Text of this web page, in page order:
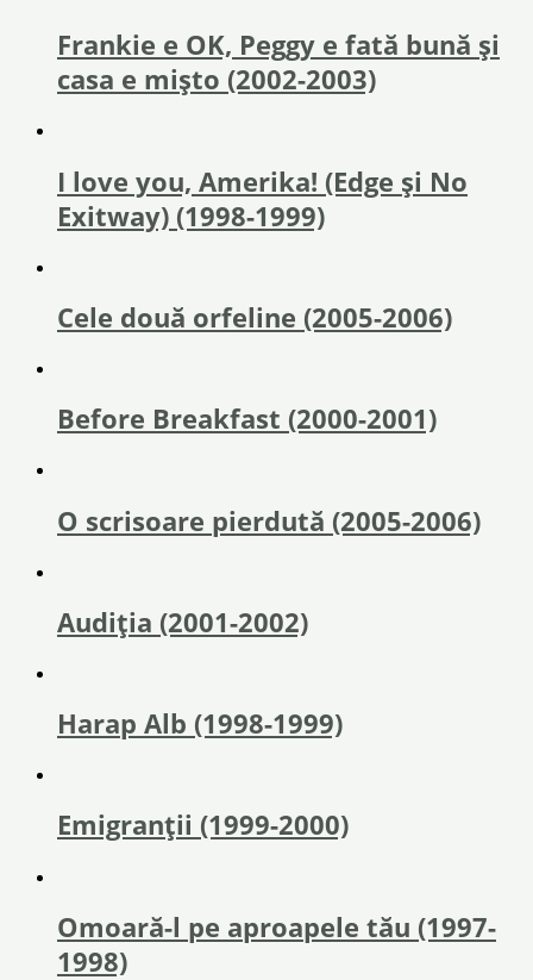
Frankie e OK, Peggy e fată bună și
casa e mișto (2002-2003)
I love you, Amerika! (Edge și No
Exitway) (1998-1999)
Cele două orfeline (2005-2006)
Before Breakfast (2000-2001)
O scrisoare pierdută (2005-2006)
Audiția (2001-2002)
Harap Alb (1998-1999)
Emigranții (1999-2000)
Omoară-l pe aproapele tău (1997-
1998)